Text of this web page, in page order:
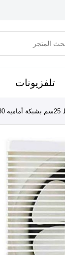
تلفزيونات